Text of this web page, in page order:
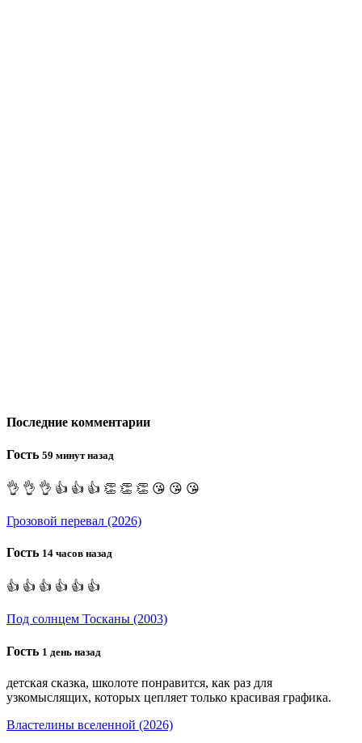
Последние комментарии
Гость 59 минут назад
👌 👌 👌 👍 👍 👍 👏 👏 👏 😘 😘 😘
Грозовой перевал (2026)
Гость 14 часов назад
👍 👍 👍 👍 👍 👍
Под солнцем Тосканы (2003)
Гость 1 день назад
детская сказка, школоте понравится, как раз для
узкомыслящих, которых цепляет только красивая графика.
Властелины вселенной (2026)